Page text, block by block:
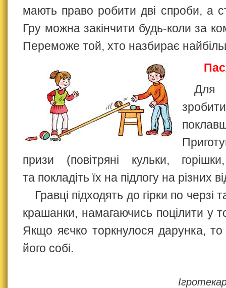
мають право робити дві спроби, а
Гру можна закінчити будь-коли за
Переможе той, хто назбирає
Для
призи (повітряні кульки,
та покладіть їх на підлогу на різних
Гравці підходять до гірки по черзі
крашанки, намагаючись поцілити у
Якщо яєчко торкнулося дарунка,
його собі.